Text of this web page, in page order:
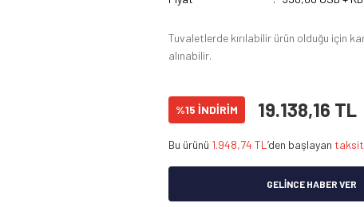
Tuvaletlerde kırılabilir ürün olduğu için
alınabilir.
%15 İNDİRİM 19.138,16 TL
Bu ürünü 1.948,74 TL ’den başlayan taksit
GELINCE HABER VER